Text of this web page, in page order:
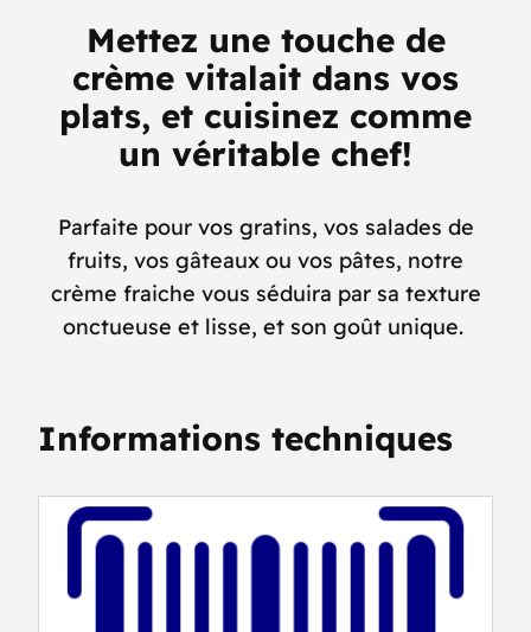
Mettez une touche de
crème vitalait dans vos
plats, et cuisinez comme
un véritable chef!
Parfaite pour vos gratins, vos salades de
fruits, vos gâteaux ou vos pâtes, notre
crème fraiche vous séduira par sa texture
onctueuse et lisse, et son goût unique.
Informations techniques